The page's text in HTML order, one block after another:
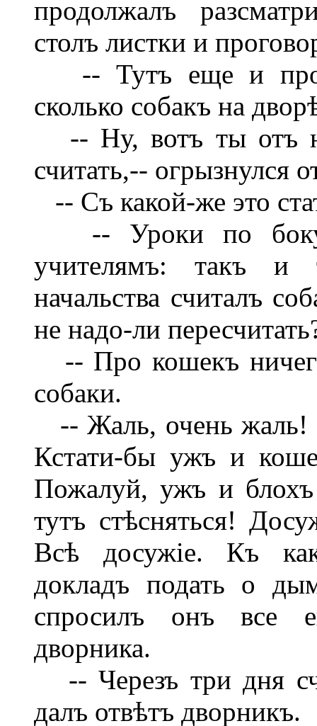
продолжалъ
столъ листки и
-- Тутъ еще и про
сколько собакъ на
-- Ну, вотъ ты отъ
считать,-- огрызнулся
-- Съ какой-же это
-- Уроки по боку.
учителямъ: такъ и
начальства считалъ
не надо-ли
-- Про кошекъ
собаки.
-- Жаль, очень жаль!
Кстати-бы ужъ и
Пожалуй, ужъ и блохъ
тутъ стѣсняться!
Всѣ досужіе. Къ
докладъ подать о
спросилъ онъ все
дворника.
-- Черезъ три дня
далъ отвѣтъ дворникъ.